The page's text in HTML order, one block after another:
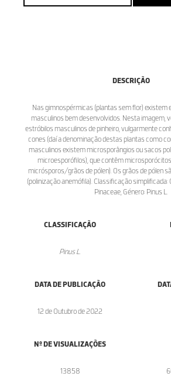
DESCRIÇÃO
Nas gimnospérmicas (plantas sem flor) existem
masculinos bem desenvolvidos. Nesta imagem,
estróbilos masculinos de pinheiro, vulgarmente
cones (daí a denominação destas plantas como
masculinos existem microsporângios ou sacos
microesporófilos), que contêm
micrósporos/grãos de pólen). Os grãos de pólen
(polinização anemófila). Classificação simplificada:
Pinaceae, Género: Pinus L.
CLASSIFICAÇÃO
Pinus L.
DATA DE PUBLICAÇÃO
12 de Outubro de 2022
Nº DE VISUALIZAÇÕES
13858